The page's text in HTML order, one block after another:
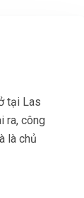
tại Las
ra, công
là chủ